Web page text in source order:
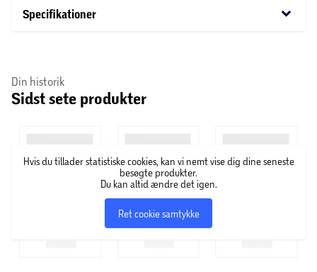
Specifikationer keyboard_arrow_down
Din historik
Sidst sete produkter
Hvis du tillader statistiske cookies, kan vi nemt vise dig dine seneste
besøgte produkter.
Du kan altid ændre det igen.
Ret cookie samtykke